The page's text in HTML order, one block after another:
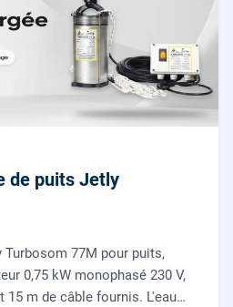
de puits Jetly
77M pour puits,
0,75 kW monophasé 230 V,
15 m de câble fournis. L'eau